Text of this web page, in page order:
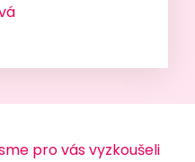
pro vás vyzkoušeli